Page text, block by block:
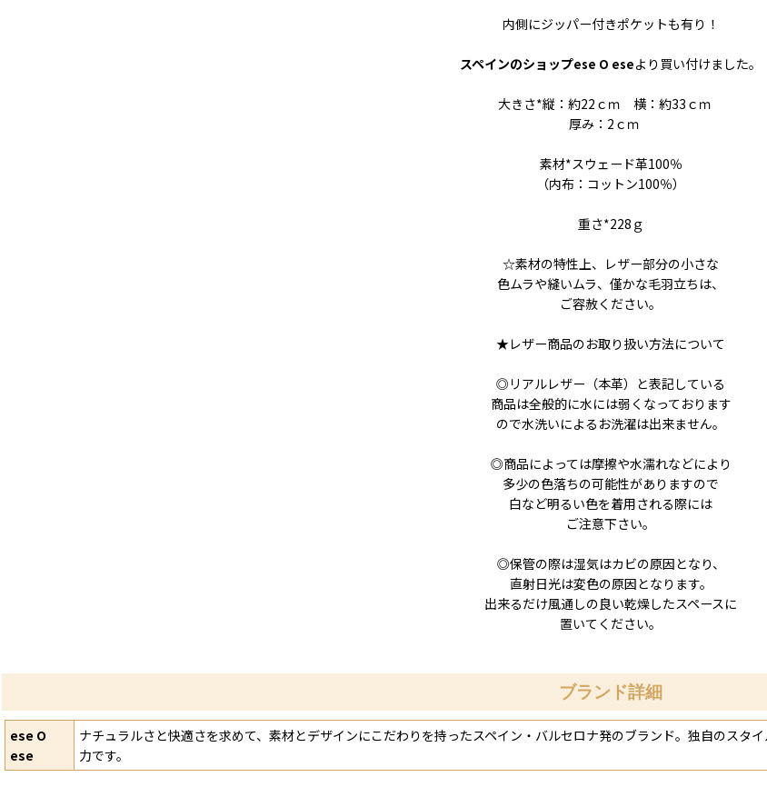
内側にジッパー付きポケットも有り！
スペインのショップese O eseより買い付けました。
大きさ*縦：約22ｃｍ 横：約33ｃｍ
厚み：2ｃｍ
素材*スウェード革100％
（内布：コットン100％）
重さ*228ｇ
☆素材の特性上、レザー部分の小さな
色ムラや縫いムラ、僅かな毛羽立ちは、
ご容赦ください。
★レザー商品のお取り扱い方法について
◎リアルレザー（本革）と表記している
商品は全般的に水には弱くなっております
ので水洗いによるお洗濯は出来ません。
◎商品によっては摩擦や水濡れなどにより
多少の色落ちの可能性がありますので
白など明るい色を着用される際には
ご注意下さい。
◎保管の際は湿気はカビの原因となり、
直射日光は変色の原因となります。
出来るだけ風通しの良い乾燥したスペースに
置いてください。
ブランド詳細
ese O
ese
ナチュラルさと快適さを求めて、素材とデザインにこだわりを持ったスペイン・バルセロナ発のブランド。独自のスタ
力です。